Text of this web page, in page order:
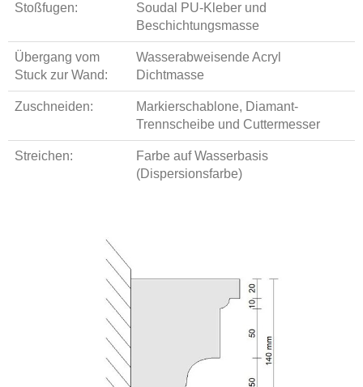
Stoßfugen:
Soudal PU-Kleber und
Beschichtungsmasse
Übergang vom
Stuck zur Wand:
Wasserabweisende Acryl
Dichtmasse
Zuschneiden:
Markierschablone, Diamant-
Trennscheibe und Cuttermesser
Streichen:
Farbe auf Wasserbasis
(Dispersionsfarbe)